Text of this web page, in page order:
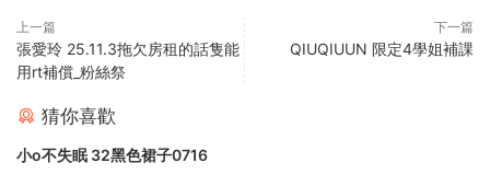
上一篇
張愛玲 25.11.3拖欠房租的話隻能
用rt補償_粉絲祭
下一篇
QIUQIUUN 限定4學姐補課
猜你喜歡
小o不失眠 32黑色裙子0716